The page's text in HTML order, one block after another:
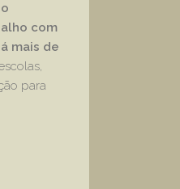
com
mais de
para